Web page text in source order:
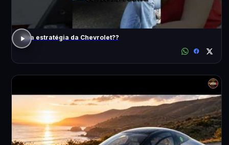
Boa estratégia da Chevrolet??